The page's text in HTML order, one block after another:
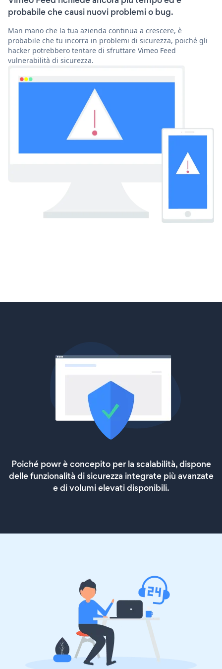
probabile che causi nuovi problemi o bug.
Man mano che la tua azienda continua a crescere, è
probabile che tu incorra in problemi di sicurezza, poiché gli
hacker potrebbero tentare di sfruttare Vimeo Feed
vulnerabilità di sicurezza.
Poiché powr è concepito per la scalabilità, dispone
delle funzionalità di sicurezza integrate più avanzate
e di volumi elevati disponibili.